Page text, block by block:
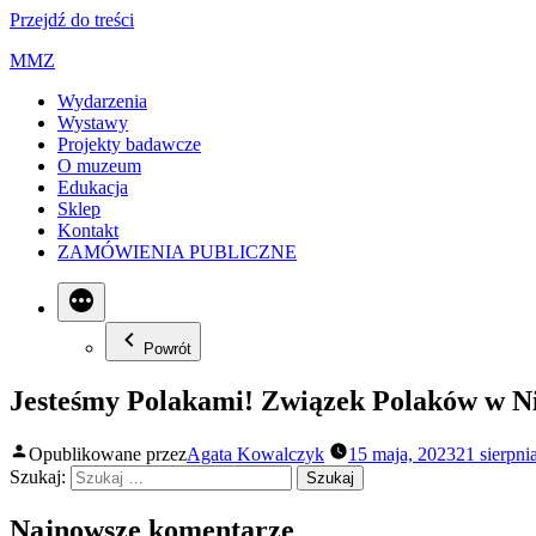
Przejdź do treści
MMZ
Wydarzenia
Wystawy
Projekty badawcze
O muzeum
Edukacja
Sklep
Kontakt
ZAMÓWIENIA PUBLICZNE
Powrót
Jesteśmy Polakami! Związek Polaków w
Opublikowane przezAgata Kowalczyk 15 maja, 202321
Szukaj:
Najnowsze komentarze